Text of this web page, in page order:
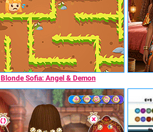
Blonde Sofia: Angel & Demon